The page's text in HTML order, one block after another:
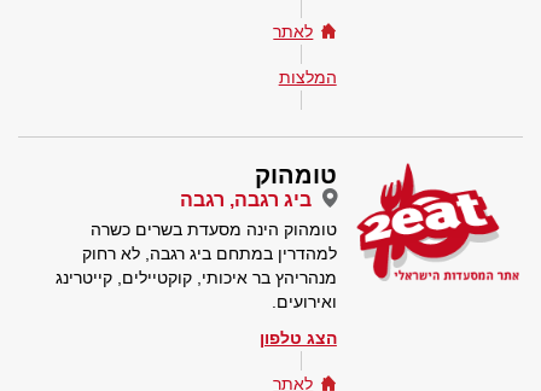
לאתר
המלצות
טומהוק
ביג רגבה, רגבה
טומהוק הינה מסעדת בשרים כשרה
למהדרין במתחם ביג רגבה, לא רחוק
מנהריהץ בר איכותי, קוקטיילים, קייטרינג
ואירועים.
הצג טלפון
לאתר